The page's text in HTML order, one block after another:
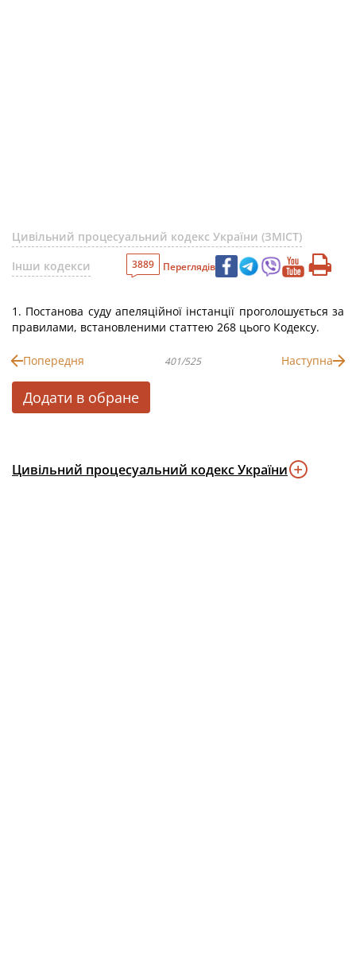
Цивільний процесуальний кодекс України (ЗМІСТ)
Інши кодекси
3889 Переглядів
1. Постанова суду апеляційної інстанції проголошується за
правилами, встановленими статтею 268 цього Кодексу.
Попередня 401/525 Наступна
Додати в обране
Цивільний процесуальний кодекс України